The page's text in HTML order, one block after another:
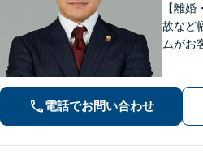
【離
故など
ムがお
電話でお問い合わせ